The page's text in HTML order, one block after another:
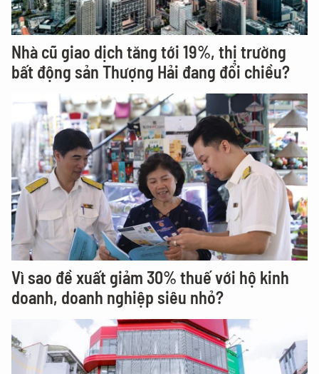
Nhà cũ giao dịch tăng tới 19%, thị trường
bất động sản Thượng Hải đang đổi chiều?
Vì sao đề xuất giảm 30% thuế với hộ kinh
doanh, doanh nghiệp siêu nhỏ?